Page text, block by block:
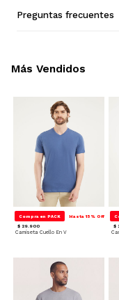
Preguntas frecuentes
Compra en PACK Hasta 15% Off
$ 29.900
Camiseta Cuello En V
$
Más Vendidos